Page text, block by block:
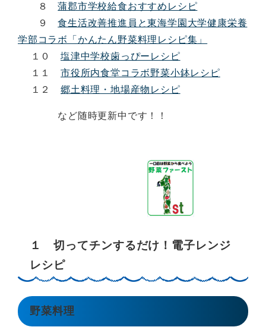
８蒲郡市学校給食おすすめレシピ
９食生活改善推進員と東海学園大学健康栄養
学部コラボ「かんたん野菜料理レシピ集」
１０ 塩津中学校歯っぴーレシピ
１１ 市役所内食堂コラボ野菜小鉢レシピ
１２ 郷土料理・地場産物レシピ
など随時更新中です！！
１ 切ってチンするだけ！電子レンジ
レシピ
野菜料理